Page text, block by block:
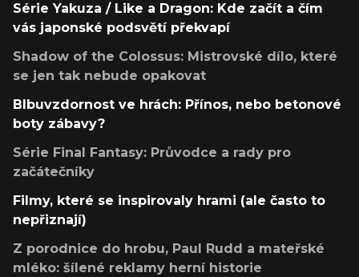
Série Yakuza / Like a Dragon: Kde začít a čím
vás japonské podsvětí překvapí
Shadow of the Colossus: Mistrovské dílo, které
se jen tak nebude opakovat
Blbuvzdornost ve hrách: Přínos, nebo betonové
boty zábavy?
Série Final Fantasy: Průvodce a rady pro
začátečníky
Filmy, které se inspirovaly hrami (ale často to
nepřiznají)
Z porodnice do hrobu, Paul Rudd a mateřské
mléko: šílené reklamy herní historie